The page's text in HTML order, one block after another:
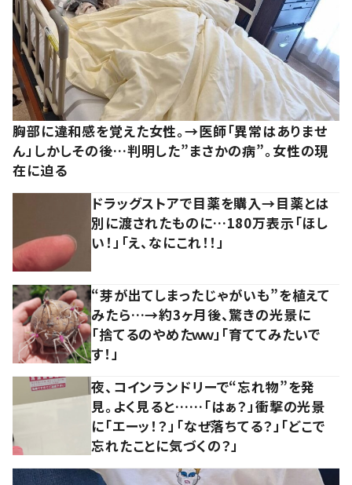
胸部に違和感を覚えた女性。→医師「異常はありませ
ん」しかしその後…判明した”まさかの病”。女性の現
在に迫る
ドラッグストアで目薬を購入→目薬とは
別に渡されたものに…180万表示「ほし
い！」「え、なにこれ！！」
“芽が出てしまったじゃがいも”を植えて
みたら…→約3ヶ月後、驚きの光景に
「捨てるのやめたｗｗ」「育ててみたいで
す！」
夜、コインランドリーで“忘れ物”を発
見。よく見ると……「はぁ？」衝撃の光景
に「エーッ！？」「なぜ落ちてる？」「どこで
忘れたことに気づくの？」